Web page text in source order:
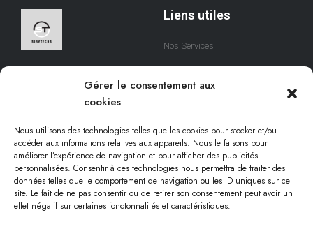
Gérer le consentement aux
cookies
Nous utilisons des technologies telles que les cookies pour stocker et/ou
accéder aux informations relatives aux appareils. Nous le faisons pour
améliorer l’expérience de navigation et pour afficher des publicités
personnalisées. Consentir à ces technologies nous permettra de traiter des
données telles que le comportement de navigation ou les ID uniques sur ce
site. Le fait de ne pas consentir ou de retirer son consentement peut avoir un
effet négatif sur certaines fonctonnalités et caractéristiques.
qui s’efforce de créer des
solutions digitales qui
Liens utiles
Nos Services
A Propos
Informations légales
Conditions d'utilisation